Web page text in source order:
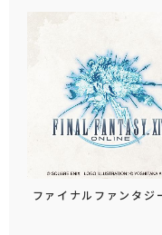
ファイナルファンタジ